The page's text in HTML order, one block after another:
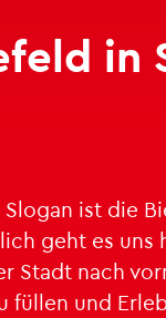
in
ist die
geht es uns
Stadt nach
fül­len und